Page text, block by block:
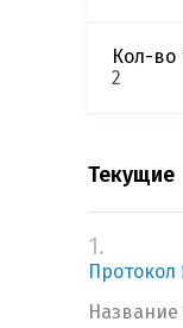
Кол-во
2
Текущие
1.
Название